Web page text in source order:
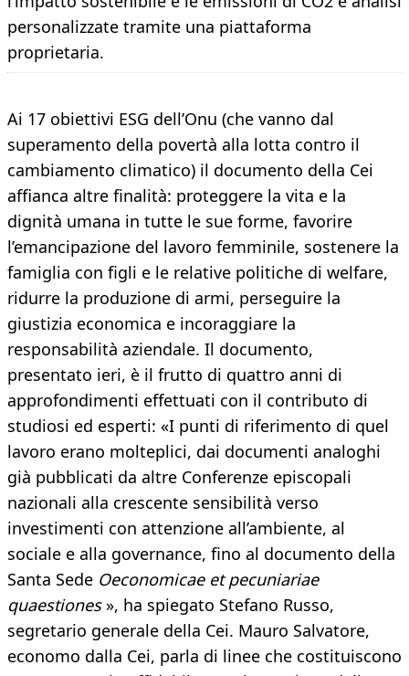
personalizzate tramite una piattaforma
proprietaria.
Ai 17 obiettivi ESG dell’Onu (che vanno dal
superamento della povertà alla lotta contro il
cambiamento climatico) il documento della Cei
affianca altre finalità: proteggere la vita e la
dignità umana in tutte le sue forme, favorire
l’emancipazione del lavoro femminile, sostenere la
famiglia con figli e le relative politiche di welfare,
ridurre la produzione di armi, perseguire la
giustizia economica e incoraggiare la
responsabilità aziendale. Il documento,
presentato ieri, è il frutto di quattro anni di
approfondimenti effettuati con il contributo di
studiosi ed esperti: «I punti di riferimento di quel
lavoro erano molteplici, dai documenti analoghi
già pubblicati da altre Conferenze episcopali
nazionali alla crescente sensibilità verso
investimenti con attenzione all’ambiente, al
sociale e alla governance, fino al documento della
Santa Sede Oeconomicae et pecuniariae
quaestiones», ha spiegato Stefano Russo,
segretario generale della Cei. Mauro Salvatore,
economo dalla Cei, parla di linee che costituiscono